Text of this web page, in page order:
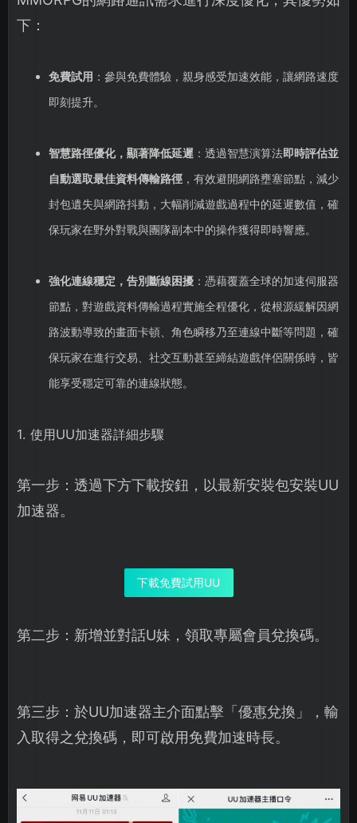
下：
免費試用 ：參與免費體驗，親身感受加速效能，讓網路速度
即刻提升。
智慧路徑優化，顯著降低延遲：透過智慧演算法即時評估並
自動選取最佳資料傳輸路徑，有效避開網路壅塞節點，減少
封包遺失與網路抖動，大幅削減遊戲過程中的延遲數值，確
保玩家在野外對戰與團隊副本中的操作獲得即時響應。
強化連線穩定，告別斷線困擾：憑藉覆蓋全球的加速伺服器
節點，對遊戲資料傳輸過程實施全程優化，從根源緩解因網
路波動導致的畫面卡頓、角色瞬移乃至連線中斷等問題，確
保玩家在進行交易、社交互動甚至締結遊戲伴侶關係時，皆
能享受穩定可靠的連線狀態。
1. 使用UU加速器詳細步驟
第一步：透過下方下載按鈕，以最新安裝包安裝UU
加速器。
下載免費試用UU
第二步：新增並對話U妹，領取專屬會員兌換碼。
第三步：於UU加速器主介面點擊「優惠兌換」，輸
入取得之兌換碼，即可啟用免費加速時長。